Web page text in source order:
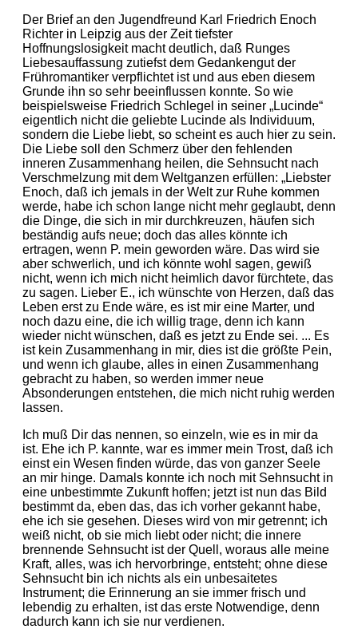
Der Brief an den Jugendfreund Karl Friedrich Enoch
Richter in Leipzig aus der Zeit tiefster
Hoffnungslosigkeit macht deutlich, daß Runges
Liebesauffassung zutiefst dem Gedankengut der
Frühromantiker verpflichtet ist und aus eben diesem
Grunde ihn so sehr beeinflussen konnte. So wie
beispielsweise Friedrich Schlegel in seiner „Lucinde“
eigentlich nicht die geliebte Lucinde als Individuum,
sondern die Liebe liebt, so scheint es auch hier zu sein.
Die Liebe soll den Schmerz über den fehlenden
inneren Zusammenhang heilen, die Sehnsucht nach
Verschmelzung mit dem Weltganzen erfüllen: „Liebster
Enoch, daß ich jemals in der Welt zur Ruhe kommen
werde, habe ich schon lange nicht mehr geglaubt, denn
die Dinge, die sich in mir durchkreuzen, häufen sich
beständig aufs neue; doch das alles könnte ich
ertragen, wenn P. mein geworden wäre. Das wird sie
aber schwerlich, und ich könnte wohl sagen, gewiß
nicht, wenn ich mich nicht heimlich davor fürchtete, das
zu sagen. Lieber E., ich wünschte von Herzen, daß das
Leben erst zu Ende wäre, es ist mir eine Marter, und
noch dazu eine, die ich willig trage, denn ich kann
wieder nicht wünschen, daß es jetzt zu Ende sei. ... Es
ist kein Zusammenhang in mir, dies ist die größte Pein,
und wenn ich glaube, alles in einen Zusammenhang
gebracht zu haben, so werden immer neue
Absonderungen entstehen, die mich nicht ruhig werden
lassen.
Ich muß Dir das nennen, so einzeln, wie es in mir da
ist. Ehe ich P. kannte, war es immer mein Trost, daß ich
einst ein Wesen finden würde, das von ganzer Seele
an mir hinge. Damals konnte ich noch mit Sehnsucht in
eine unbestimmte Zukunft hoffen; jetzt ist nun das Bild
bestimmt da, eben das, das ich vorher gekannt habe,
ehe ich sie gesehen. Dieses wird von mir getrennt; ich
weiß nicht, ob sie mich liebt oder nicht; die innere
brennende Sehnsucht ist der Quell, woraus alle meine
Kraft, alles, was ich hervorbringe, entsteht; ohne diese
Sehnsucht bin ich nichts als ein unbesaitetes
Instrument; die Erinnerung an sie immer frisch und
lebendig zu erhalten, ist das erste Notwendige, denn
dadurch kann ich sie nur verdienen.